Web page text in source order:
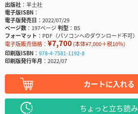
出版社
羊土社
電子版ISBN
電子版発売日
2022/07/29
ページ数
197ページ判型
B5
フォーマット
PDF（パソコンへのダウンロード不可）
電子版販売価格： ¥7,700(本体¥7,000＋税10％)
印刷版ISBN
978-4-7581-1192-8
印刷版発行年月
2022/07
カートに入れる
ちょっと立ち読み